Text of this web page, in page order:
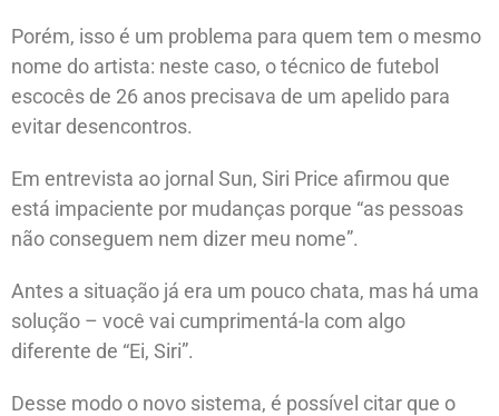
Porém, isso é um problema para quem tem o mesmo
nome do artista: neste caso, o técnico de futebol
escocês de 26 anos precisava de um apelido para
evitar desencontros.
Em entrevista ao jornal Sun, Siri Price afirmou que
está impaciente por mudanças porque “as pessoas
não conseguem nem dizer meu nome”.
Antes a situação já era um pouco chata, mas há uma
solução – você vai cumprimentá-la com algo
diferente de “Ei, Siri”.
Desse modo o novo sistema, é possível citar que o